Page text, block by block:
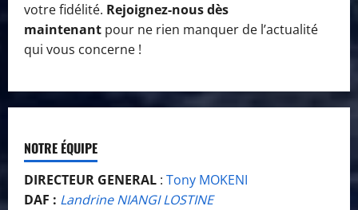
votre fidélité. Rejoignez-nous dès
maintenant pour ne rien manquer de l’actualité
qui vous concerne !
NOTRE ÉQUIPE
DIRECTEUR GENERAL : Tony MOKENI
DAF : Landrine NIANGI LOSTINE